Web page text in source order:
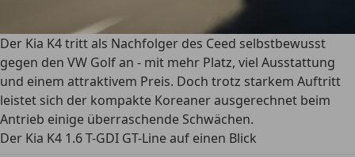
Der Kia K4 tritt als Nachfolger des Ceed selbstbewusst
gegen den VW Golf an - mit mehr Platz, viel Ausstattung
und einem attraktivem Preis. Doch trotz starkem Auftritt
leistet sich der kompakte Koreaner ausgerechnet beim
Antrieb einige überraschende Schwächen.
Der Kia K4 1.6 T-GDI GT-Line auf einen Blick